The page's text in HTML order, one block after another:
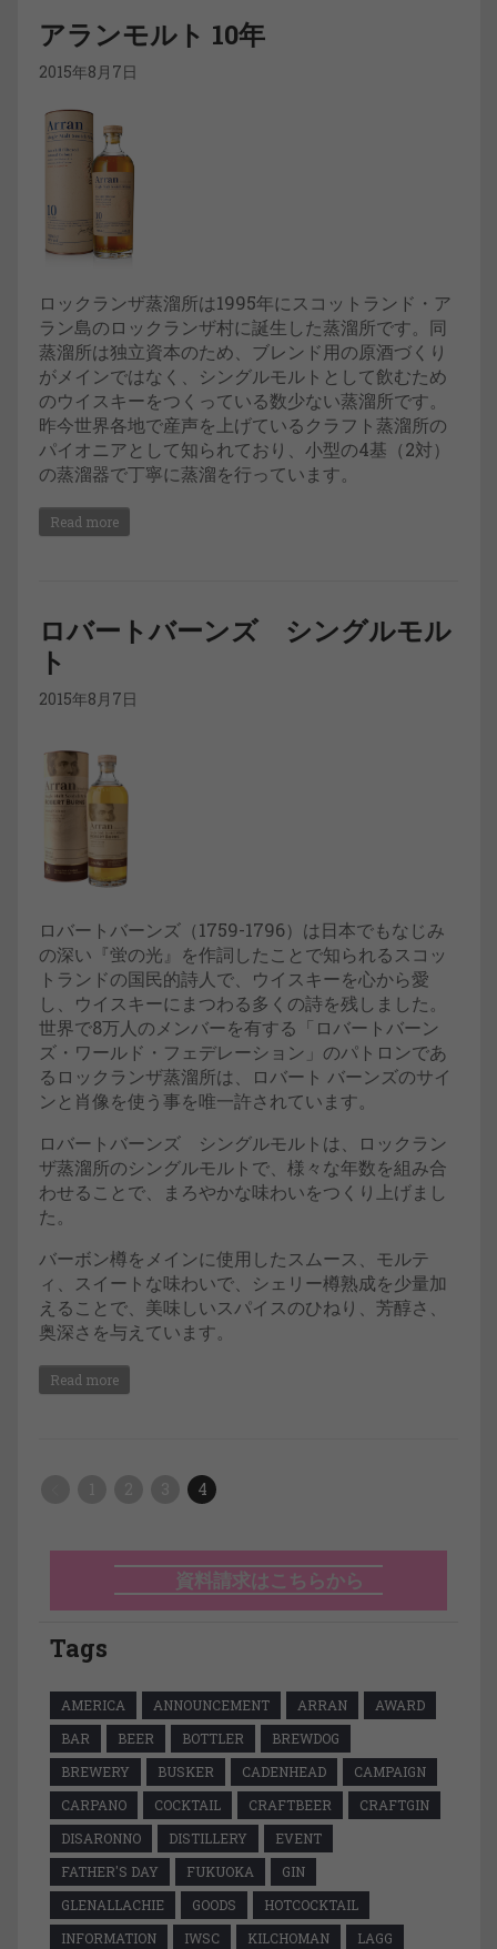
アランモルト 10年
2015年8月7日
ロックランザ蒸溜所は1995年にスコットランド・ア
ラン島のロックランザ村に誕生した蒸溜所です。同
蒸溜所は独立資本のため、ブレンド用の原酒づくり
がメインではなく、シングルモルトとして飲むため
のウイスキーをつくっている数少ない蒸溜所です。
昨今世界各地で産声を上げているクラフト蒸溜所の
パイオニアとして知られており、小型の4基（2対）
の蒸溜器で丁寧に蒸溜を行っています。
Read more
ロバートバーンズ シングルモル
ト
2015年8月7日
ロバートバーンズ（1759-1796）は日本でもなじみ
の深い『蛍の光』を作詞したことで知られるスコッ
トランドの国民的詩人で、ウイスキーを心から愛
し、ウイスキーにまつわる多くの詩を残しました。
世界で8万人のメンバーを有する「ロバートバーン
ズ・ワールド・フェデレーション」のパトロンであ
るロックランザ蒸溜所は、ロバート バーンズのサイ
ンと肖像を使う事を唯一許されています。
ロバートバーンズ シングルモルトは、ロックラン
ザ蒸溜所のシングルモルトで、様々な年数を組み合
わせることで、まろやかな味わいをつくり上げまし
た。
バーボン樽をメインに使用したスムース、モルテ
ィ、スイートな味わいで、シェリー樽熟成を少量加
えることで、美味しいスパイスのひねり、芳醇さ、
奥深さを与えています。
Read more
4
資料請求はこちらから
Tags
AMERICA ANNOUNCEMENT ARRAN
AWARD
BAR
BEER BOTTLER
BREWDOG
BREWERY
BUSKER CADENHEAD
CAMPAIGN
CARPANO
COCKTAIL CRAFTBEER
CRAFTGIN
DISARONNO
DISTILLERY
EVENT
FATHER'S DAY
FUKUOKA
GIN
GLENALLACHIE
GOODS
HOTCOCKTAIL
INFORMATION
IWSC KILCHOMAN
LAGG